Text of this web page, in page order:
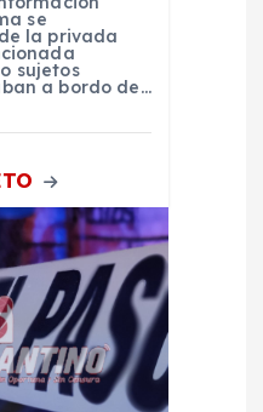
se
la privada
sujetos
a bordo de…